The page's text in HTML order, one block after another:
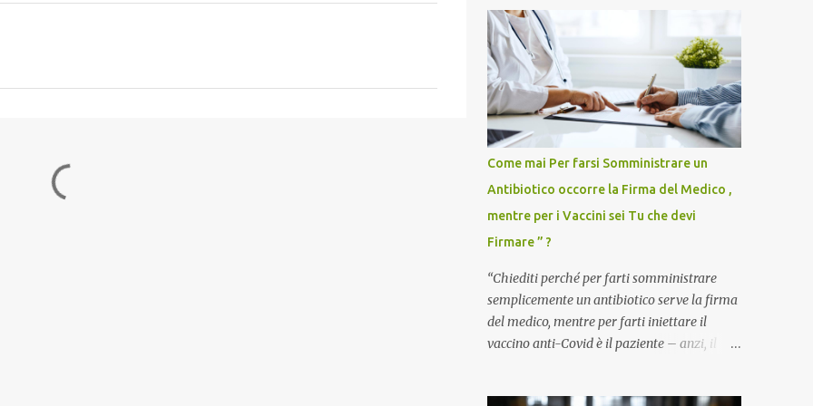
Come mai Per farsi Somministrare un
Antibiotico occorre la Firma del Medico ,
mentre per i Vaccini sei Tu che devi
Firmare ” ?
“Chiediti perché per farti somministrare
semplicemente un antibiotico serve la firma
del medico, mentre per farti iniettare il
vaccino anti-Covid è il paziente – anzi, il